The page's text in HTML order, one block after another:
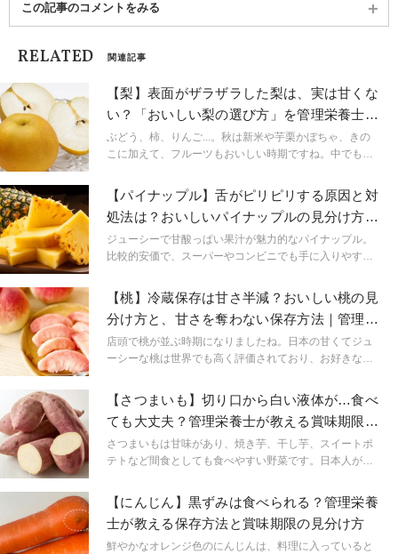
この記事のコメントをみる
RELATED 関連記事
【梨】表面がザラザラした梨は、実は甘くな
い？「おいしい梨の選び方」を管理栄養士が
解説
ぶどう、柿、りんご...。秋は新米や芋栗かぼちゃ、きの
こに加えて、フルーツもおいしい時期ですね。中でも梨
よく食べる方も多いのではないでしょうか？ ただ梨を買
ってみたものの、イマイチということもしばしば。そこ
で今回はおいしい梨の見極め方をご紹介します。
【パイナップル】舌がピリピリする原因と対
処法は？おいしいパイナップルの見分け方を
管理栄養士が解説
ジューシーで甘酸っぱい果汁が魅力的なパイナップル。
比較的安価で、スーパーやコンビニでも手に入りやすい
しょうか？今回はパイナップルの栄養とおいしいパイナ
ップルの見極め方をご紹介します。
【桃】冷蔵保存は甘さ半減？おいしい桃の見
分け方と、甘さを奪わない保存方法｜管理栄
養士が解説
店頭で桃が並ぶ時期になりましたね。日本の甘くてジュ
ーシーな桃は世界でも高く評価されており、お好きな方
が多い」と言われており、おいしい桃を選ぶにはちょっ
とコツが必要。今回はおいしい桃の見分け方と保存方法
をご紹介します。
【さつまいも】切り口から白い液体が…食べ
ても大丈夫？管理栄養士が教える賞味期限の
見分け方
さつまいもは甘味があり、焼き芋、干し芋、スイートポ
テトなど間食としても食べやすい野菜です。日本人が不
慣病の対策には欠かせない栄養素も含まれています。そ
の中でも、さつまいもに含まれるビタミンCはこわれに
くく、効率よく摂れるのも魅力のひとつです。今回は、
さつまいもを長持ちさせる保存方法や賞味期限の見分け
【にんじん】黒ずみは食べられる？管理栄養
士が教える保存方法と賞味期限の見分け方
鮮やかなオレンジ色のにんじんは、料理に入っていると